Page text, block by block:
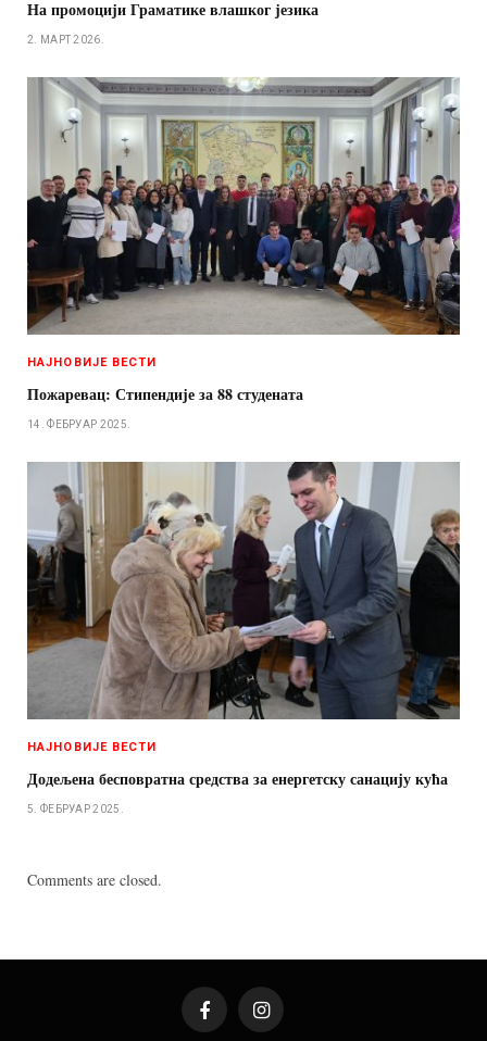
На промоцији Граматике влашког језика
2. МАРТ 2026.
НАЈНОВИЈЕ ВЕСТИ
Пожаревац: Стипендије за 88 студената
14. ФЕБРУАР 2025.
НАЈНОВИЈЕ ВЕСТИ
Додељена бесповратна средства за енергетску санацију кућа
5. ФЕБРУАР 2025.
Comments are closed.
FacebookInstagram